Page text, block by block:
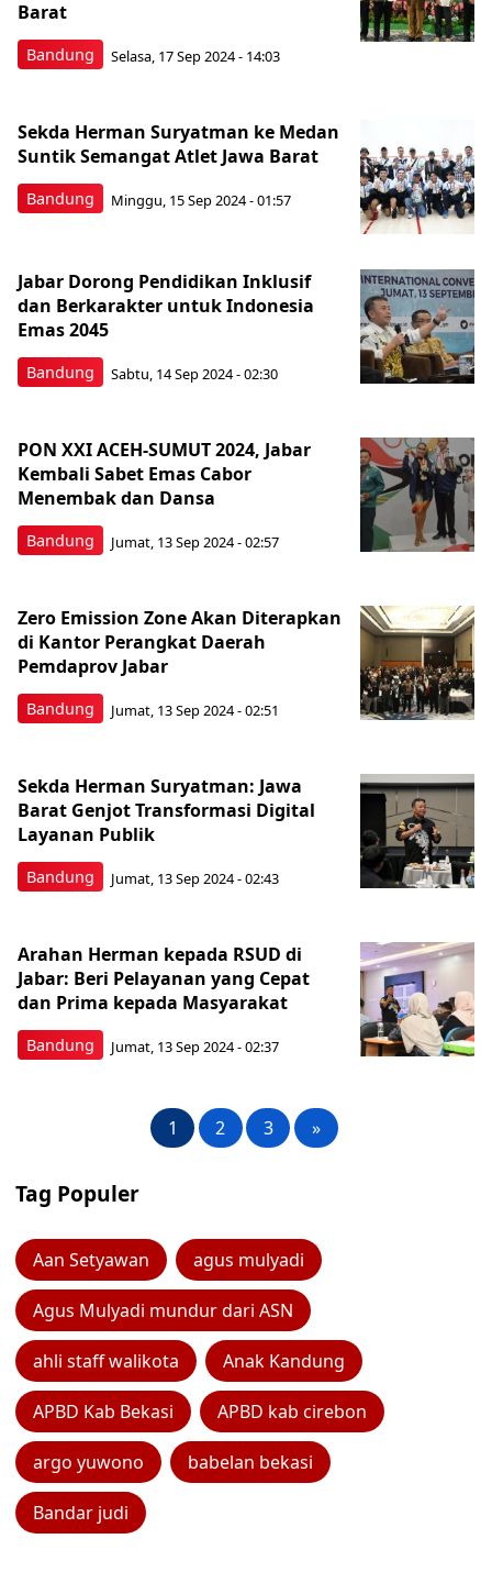
Bandung
Barat
Selasa, 17 Sep 2024 - 14:03
Bandung
Sekda Herman Suryatman ke Medan
Suntik Semangat Atlet Jawa Barat
Minggu, 15 Sep 2024 - 01:57
Bandung
Jabar Dorong Pendidikan Inklusif
dan Berkarakter untuk Indonesia
Emas 2045
Sabtu, 14 Sep 2024 - 02:30
Bandung
PON XXI ACEH-SUMUT 2024, Jabar
Kembali Sabet Emas Cabor
Menembak dan Dansa
Jumat, 13 Sep 2024 - 02:57
Bandung
Zero Emission Zone Akan Diterapkan
di Kantor Perangkat Daerah
Pemdaprov Jabar
Jumat, 13 Sep 2024 - 02:51
Bandung
Sekda Herman Suryatman: Jawa
Barat Genjot Transformasi Digital
Layanan Publik
Jumat, 13 Sep 2024 - 02:43
Bandung
Arahan Herman kepada RSUD di
Jabar: Beri Pelayanan yang Cepat
dan Prima kepada Masyarakat
Jumat, 13 Sep 2024 - 02:37
1 2 3 »
Tag Populer
Aan Setyawan agus mulyadi
Agus Mulyadi mundur dari ASN
ahli staff walikota Anak Kandung
APBD Kab Bekasi APBD kab cirebon
argo yuwono babelan bekasi
Bandar judi